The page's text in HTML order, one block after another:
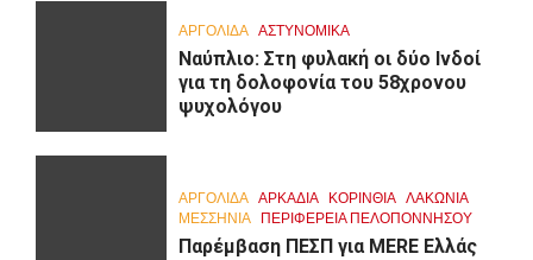
ΑΡΓΟΛΙΔΑ ΑΣΤΥΝΟΜΙΚΑ
Ναύπλιο: Στη φυλακή οι δύο Ινδοί
για τη δολοφονία του 58χρονου
ψυχολόγου
ΑΡΓΟΛΙΔΑ ΑΡΚΑΔΊΑ ΚΟΡΙΝΘΊΑ ΛΑΚΩΝΙΑ
ΜΕΣΣΗΝΙΑ ΠΕΡΙΦΈΡΕΙΑ ΠΕΛΟΠΟΝΝΉΣΟΥ
Παρέμβαση ΠΕΣΠ για MERE Ελλάς